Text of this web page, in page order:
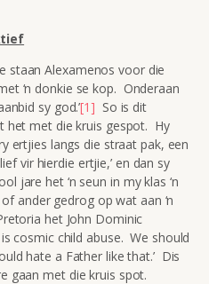
staan Alexamenos voor die
‘n donkie se kop. Onderaan
sy god.’[1] So is dit
het met die kruis gespot. Hy
ertjies langs die straat pak, een
vir hierdie ertjie,’ en dan sy
jare het ‘n seun in my klas ‘n
ander gedrog op wat aan ‘n
het John Dominic
cosmic child abuse. We should
hate a Father like that.’ Dis
gaan met die kruis spot.